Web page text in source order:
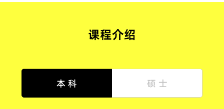
课程介绍
本 科 硕 士